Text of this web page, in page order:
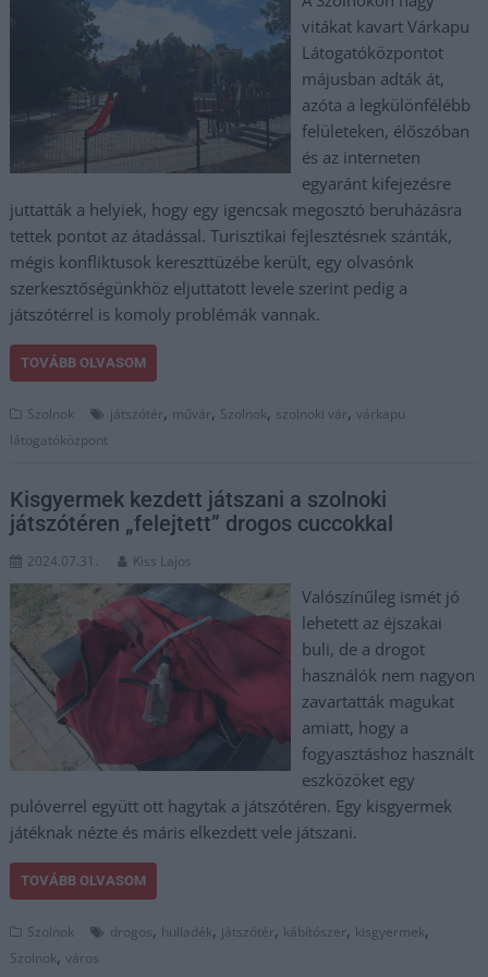
vitákat kavart Várkapu
Látogatóközpontot
májusban adták át,
azóta a legkülönfélébb
felületeken, élőszóban
és az interneten
egyaránt kifejezésre
juttatták a helyiek, hogy egy igencsak megosztó beruházásra
tettek pontot az átadással. Turisztikai fejlesztésnek szánták,
mégis konfliktusok kereszttüzébe került, egy olvasónk
szerkesztőségünkhöz eljuttatott levele szerint pedig a
játszótérrel is komoly problémák vannak.
TOVÁBB OLVASOM
Szolnok játszótér, művár, Szolnok, szolnoki vár,várkapu
látogatóközpont
Kisgyermek kezdett játszani a szolnoki
játszótéren „felejtett” drogos cuccokkal
2024.07.31. Kiss Lajos
Valószínűleg ismét jó
lehetett az éjszakai
buli, de a drogot
használók nem nagyon
zavartatták magukat
amiatt, hogy a
fogyasztáshoz használt
eszközöket egy
pulóverrel együtt ott hagytak a játszótéren. Egy kisgyermek
játéknak nézte és máris elkezdett vele játszani.
TOVÁBB OLVASOM
Szolnok drogos, hulladék, játszótér, kábítószer, kisgyermek,
Szolnok,város